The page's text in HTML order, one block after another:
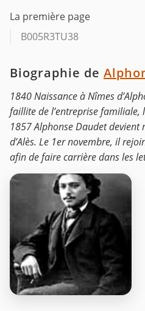
La première page
B005R3TU38
Biographie de
1840 Naissance à Nîmes
faillite de l’entreprise familiale,
1857 Alphonse Daudet devient
d’Alès. Le 1er novembre, il
afin de faire carrière dans les